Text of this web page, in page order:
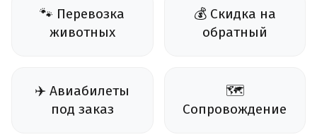
🐾 Перевозка
животных
💰 Скидка на
обратный
✈️ Авиабилеты
под заказ
🗺️
Сопровождение